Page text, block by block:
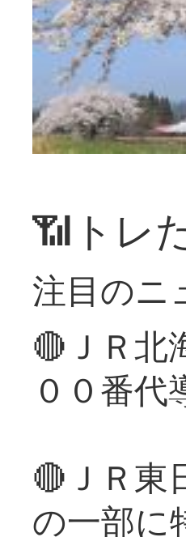
📶トレ
注目のニ
🔴ＪＲ北
００番代
🔴ＪＲ東
の一部に